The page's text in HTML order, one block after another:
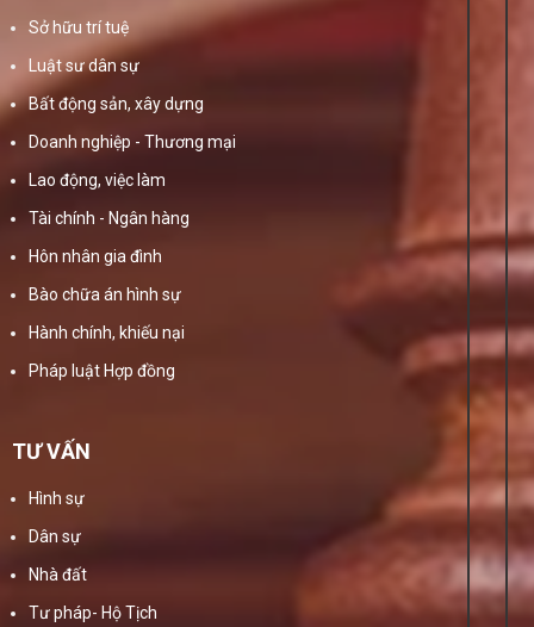
Sở hữu trí tuệ
Luật sư dân sự
Bất động sản, xây dựng
Doanh nghiệp - Thương mại
Lao động, việc làm
Tài chính - Ngân hàng
Hôn nhân gia đình
Bào chữa án hình sự
Hành chính, khiếu nại
Pháp luật Hợp đồng
TƯ VẤN
Hình sự
Dân sự
Nhà đất
Tư pháp- Hộ Tịch